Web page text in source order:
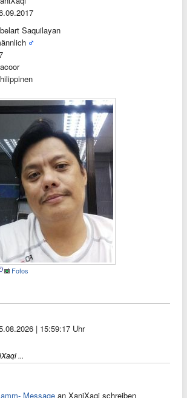
Saquilayan
Fotos
| 15:59:17 Uhr
...
Message an XaniXaqi schreiben